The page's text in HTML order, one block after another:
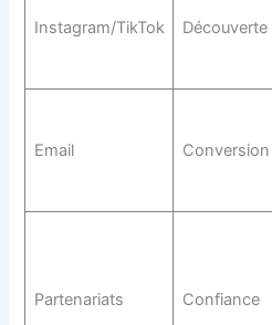
Instagram/TikTok Découverte
Email Conversion
Partenariats Confiance